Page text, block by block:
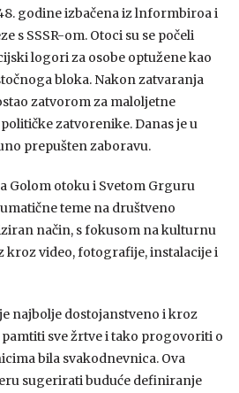
godine izbačena iz lnformbiroa i
s SSSR-om. Otoci su se počeli
logori za osobe optužene kao
bloka. Nakon zatvaranja
zatvorom za maloljetne
zatvorenike. Danas je u
prepušten zaboravu.
Golom otoku i Svetom Grguru
teme na društveno
način, s fokusom na kulturnu
video, fotografije, instalacije i
najbolje dostojanstveno i kroz
sve žrtve i tako progovoriti o
bila svakodnevnica. Ova
sugerirati buduće definiranje